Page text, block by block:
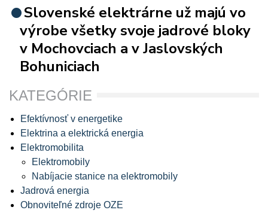
Slovenské elektrárne už majú vo
výrobe všetky svoje jadrové bloky
v Mochovciach a v Jaslovských
Bohuniciach
KATEGÓRIE
Efektívnosť v energetike
Elektrina a elektrická energia
Elektromobilita
Elektromobily
Nabíjacie stanice na elektromobily
Jadrová energia
Obnoviteľné zdroje OZE